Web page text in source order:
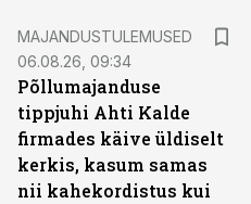
MAJANDUSTULEMUSED
06.08.26, 09:34
Põllumajanduse
tippjuhi Ahti Kalde
firmades käive üldiselt
kerkis, kasum samas
nii kahekordistus kui